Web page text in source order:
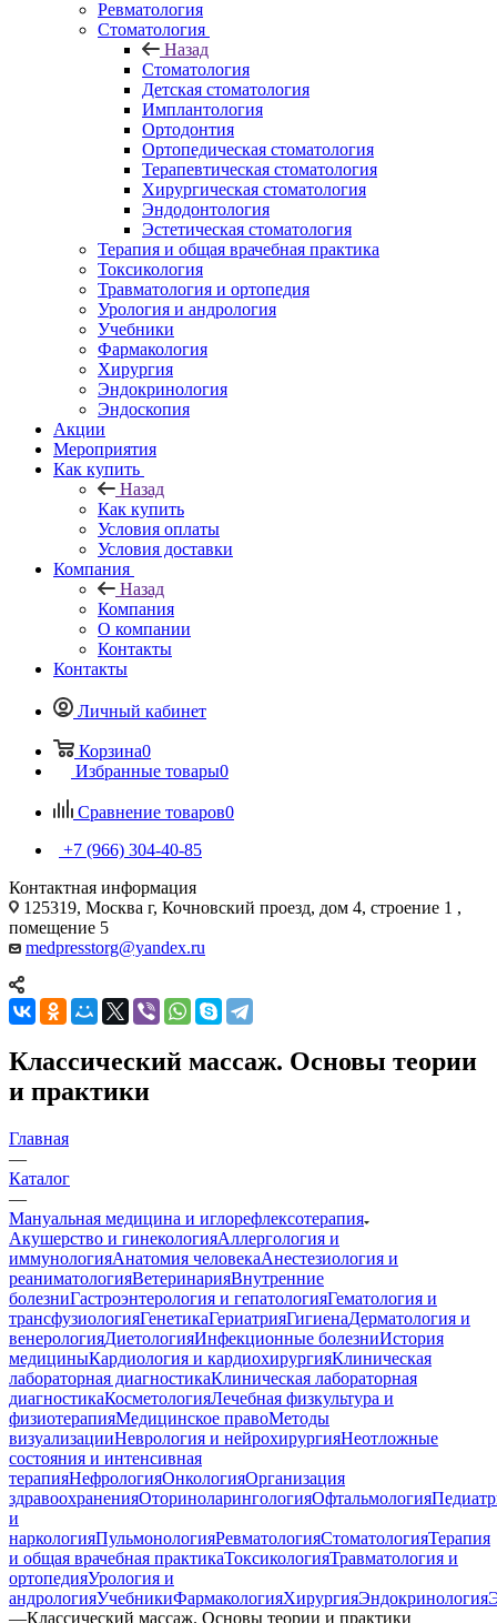
Ревматология
Стоматология
Назад
Стоматология
Детская стоматология
Имплантология
Ортодонтия
Ортопедическая стоматология
Терапевтическая стоматология
Хирургическая стоматология
Эндодонтология
Эстетическая стоматология
Терапия и общая врачебная практика
Токсикология
Травматология и ортопедия
Урология и андрология
Учебники
Фармакология
Хирургия
Эндокринология
Эндоскопия
Акции
Мероприятия
Как купить
Назад
Как купить
Условия оплаты
Условия доставки
Компания
Назад
Компания
О компании
Контакты
Контакты
Личный кабинет
Корзина0
Избранные товары0
Сравнение товаров0
+7 (966) 304-40-85
Контактная информация
125319, Москва г, Кочновский проезд, дом 4, строение 1 ,
помещение 5
medpresstorg@yandex.ru
Классический массаж. Основы теории
и практики
Главная
—
Каталог
—
Мануальная медицина и иглорефлексотерапия
Акушерство и гинекологияАллергология и
иммунологияАнатомия человекаАнестезиология и
реаниматологияВетеринарияВнутренние
болезниГастроэнтерология и гепатологияГематология и
трансфузиологияГенетикаГериатрияГигиенаДерматология и
венерологияДиетологияИнфекционные болезниИстория
медициныКардиология и кардиохирургияКлиническая
лабораторная диагностикаКлиническая лабораторная
диагностикаКосметологияЛечебная физкультура и
физиотерапияМедицинское правоМетоды
визуализацииНеврология и нейрохирургияНеотложные
состояния и интенсивная
терапияНефрологияОнкологияОрганизация
здравоохраненияОториноларингологияОфтальмология
и
наркологияПульмонологияРевматологияСтоматологияТерапия
и общая врачебная практикаТоксикологияТравматология и
ортопедияУрология и
андрологияУчебникиФармакологияХирургияЭндокринология
—Классический массаж. Основы теории и практики